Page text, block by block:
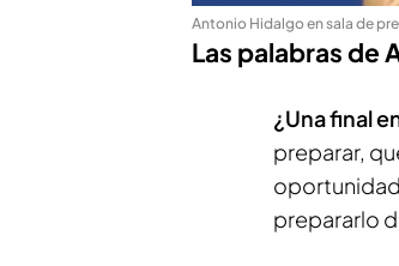
Antonio Hidalgo en sala de
Las palabras de
¿Una final
preparar,
prepararlo